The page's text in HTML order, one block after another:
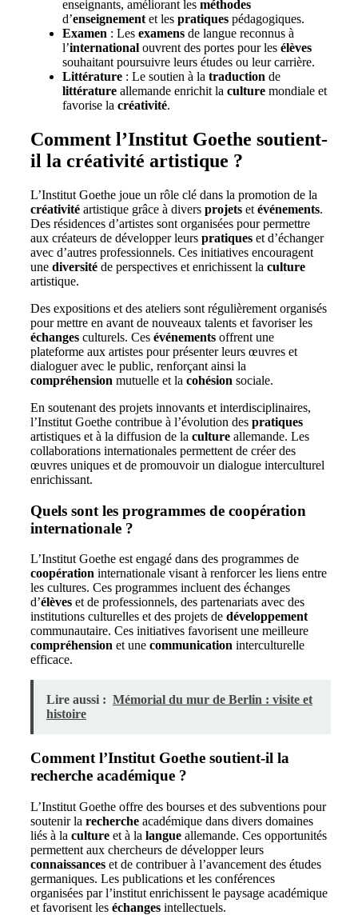
enseignants, améliorant les méthodes
d’enseignement et les pratiques pédagogiques.
Examen : Les examens de langue reconnus à
l’international ouvrent des portes pour les élèves
souhaitant poursuivre leurs études ou leur carrière.
Littérature : Le soutien à la traduction de
littérature allemande enrichit la culture mondiale et
favorise la créativité.
Comment l’Institut Goethe soutient-
il la créativité artistique ?
L’Institut Goethe joue un rôle clé dans la promotion de la
créativité artistique grâce à divers projets et événements.
Des résidences d’artistes sont organisées pour permettre
aux créateurs de développer leurs pratiques et d’échanger
avec d’autres professionnels. Ces initiatives encouragent
une diversité de perspectives et enrichissent la culture
artistique.
Des expositions et des ateliers sont régulièrement organisés
pour mettre en avant de nouveaux talents et favoriser les
échanges culturels. Ces événements offrent une
plateforme aux artistes pour présenter leurs œuvres et
dialoguer avec le public, renforçant ainsi la
compréhension mutuelle et la cohésion sociale.
En soutenant des projets innovants et interdisciplinaires,
l’Institut Goethe contribue à l’évolution des pratiques
artistiques et à la diffusion de la culture allemande. Les
collaborations internationales permettent de créer des
œuvres uniques et de promouvoir un dialogue interculturel
enrichissant.
Quels sont les programmes de coopération
internationale ?
L’Institut Goethe est engagé dans des programmes de
coopération internationale visant à renforcer les liens entre
les cultures. Ces programmes incluent des échanges
d’élèves et de professionnels, des partenariats avec des
institutions culturelles et des projets de développement
communautaire. Ces initiatives favorisent une meilleure
compréhension et une communication interculturelle
efficace.
Lire aussi : Mémorial du mur de Berlin : visite et
histoire
Comment l’Institut Goethe soutient-il la
recherche académique ?
L’Institut Goethe offre des bourses et des subventions pour
soutenir la recherche académique dans divers domaines
liés à la culture et à la langue allemande. Ces opportunités
permettent aux chercheurs de développer leurs
connaissances et de contribuer à l’avancement des études
germaniques. Les publications et les conférences
organisées par l’institut enrichissent le paysage académique
et favorisent les échanges intellectuels.